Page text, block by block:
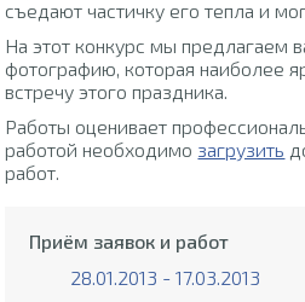
съедают частичку его тепла и
На этот конкурс мы предлагаем
фотографию, которая наиболее
встречу этого праздника.
Работы оценивает
работой необходимо загрузить
работ.
Приём заявок и работ
28.01.2013 - 17.03.2013